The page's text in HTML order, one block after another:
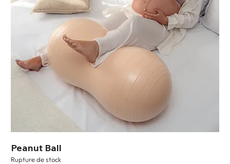
Peanut Ball
Rupture de stock